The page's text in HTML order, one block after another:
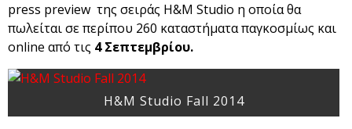
press preview της σειράς H&M Studio η οποία θα
πωλείται σε περίπου 260 καταστήματα παγκοσμίως και
online από τις 4 Σεπτεμβρίου.
H&M Studio Fall 2014